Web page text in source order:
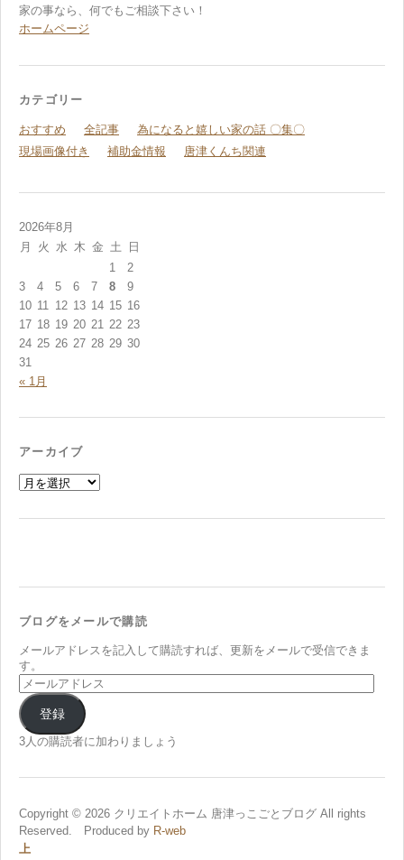
家の事なら、何でもご相談下さい！
ホームページ
カテゴリー
おすすめ 全記事
為になると嬉しい家の話 〇集〇
現場画像付き
補助金情報 唐津くんち関連
2026年8月
月
火 水 木 金 土
日
1
2
3
4 5 6 7 8
9
10 11 12 13 14 15 16
17 18 19 20 21 22 23
24 25 26 27 28 29 30
31
« 1月
アーカイブ
ア
ー
ブログをメールで購読
メールアドレスを記入して購読すれば、更新をメールで受信できま
す。
メ
ー
ル
ア
ド
登録
3人の購読者に加わりましょう
Copyright © 2026 クリエイトホーム 唐津っこごとブログ All rights
Reserved. Produced by R-web
上